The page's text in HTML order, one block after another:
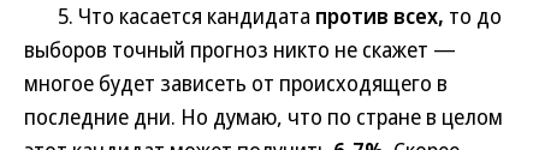
5. Что касается кандидата против всех, то до
выборов точный прогноз никто не скажет —
многое будет зависеть от происходящего в
последние дни. Но думаю, что по стране в целом